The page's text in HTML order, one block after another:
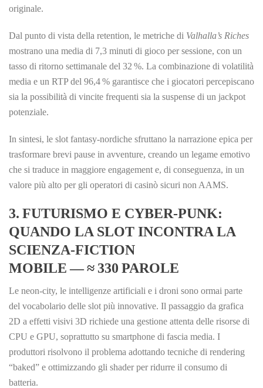
originale.
Dal punto di vista della retention, le metriche di Valhalla’s Riches
mostrano una media di 7,3 minuti di gioco per sessione, con un
tasso di ritorno settimanale del 32 %. La combinazione di volatilità
media e un RTP del 96,4 % garantisce che i giocatori percepiscano
sia la possibilità di vincite frequenti sia la suspense di un jackpot
potenziale.
In sintesi, le slot fantasy‑nordiche sfruttano la narrazione epica per
trasformare brevi pause in avventure, creando un legame emotivo
che si traduce in maggiore engagement e, di conseguenza, in un
valore più alto per gli operatori di casinò sicuri non AAMS.
3. FUTURISMO E CYBER‑PUNK:
QUANDO LA SLOT INCONTRA LA
SCIENZA‑FICTION
MOBILE — ≈ 330 PAROLE
Le neon‑city, le intelligenze artificiali e i droni sono ormai parte
del vocabolario delle slot più innovative. Il passaggio da grafica
2D a effetti visivi 3D richiede una gestione attenta delle risorse di
CPU e GPU, soprattutto su smartphone di fascia media. I
produttori risolvono il problema adottando tecniche di rendering
“baked” e ottimizzando gli shader per ridurre il consumo di
batteria.